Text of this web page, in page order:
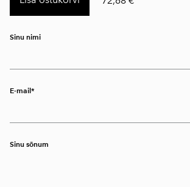
Sinu nimi
E-mail
Sinu sõnum